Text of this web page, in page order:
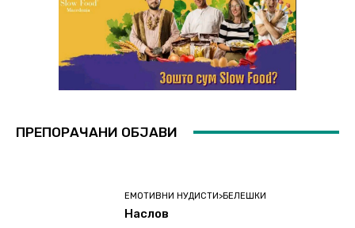
ПРЕПОРАЧАНИ ОБЈАВИ
ЕМОТИВНИ НУДИСТИ>БЕЛЕШКИ
Наслов